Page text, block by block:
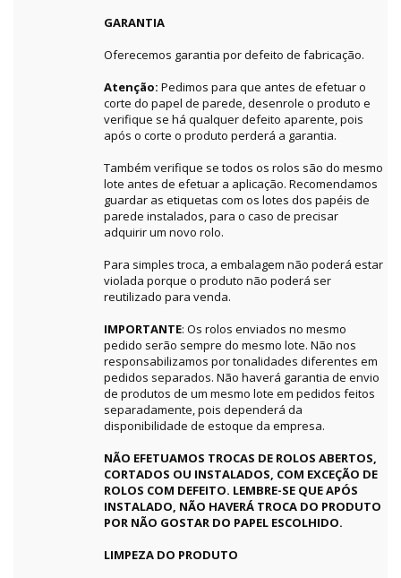
GARANTIA
Oferecemos garantia por defeito de fabricação.
Atenção: Pedimos para que antes de efetuar o
corte do papel de parede, desenrole o produto e
verifique se há qualquer defeito aparente, pois
após o corte o produto perderá a garantia.
Também verifique se todos os rolos são do mesmo
lote antes de efetuar a aplicação. Recomendamos
guardar as etiquetas com os lotes dos papéis de
parede instalados, para o caso de precisar
adquirir um novo rolo.
Para simples troca, a embalagem não poderá estar
violada porque o produto não poderá ser
reutilizado para venda.
IMPORTANTE: Os rolos enviados no mesmo
pedido serão sempre do mesmo lote. Não nos
responsabilizamos por tonalidades diferentes em
pedidos separados. Não haverá garantia de envio
de produtos de um mesmo lote em pedidos feitos
separadamente, pois dependerá da
disponibilidade de estoque da empresa.
NÃO EFETUAMOS TROCAS DE ROLOS ABERTOS,
CORTADOS OU INSTALADOS, COM EXCEÇÃO DE
ROLOS COM DEFEITO. LEMBRE-SE QUE APÓS
INSTALADO, NÃO HAVERÁ TROCA DO PRODUTO
POR NÃO GOSTAR DO PAPEL ESCOLHIDO.
LIMPEZA DO PRODUTO